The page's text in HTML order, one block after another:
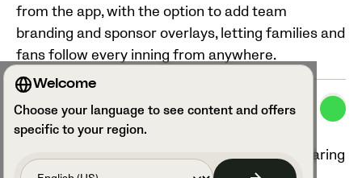
Welcome
Choose your language to see content and offers
specific to your region.
from the app, with the option to add team
branding and sponsor overlays, letting families and
fans follow every inning from anywhere.
How does Veo's pricing compare to other
baseball filming solutions?
Veo brings your filming, coaching tools, and sharing